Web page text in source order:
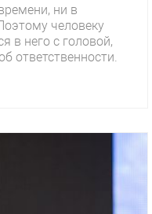
ни в
человеку
в него с головой,
ответственности.